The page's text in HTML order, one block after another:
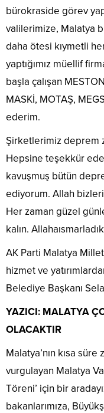
bürokraside görev
valilerimize, Malatya
daha ötesi kıymetli
yaptığımız müellif
başla çalışan
MASKİ, MOTAŞ,
ederim.
Şirketlerimiz deprem
Hepsine teşekkür
kavuşmuş bütün
ediyorum. Allah
Her zaman güzel
kalın.
AK Parti Malatya
hizmet ve
Belediye Başkanı
YAZICI: MALATYA
OLACAKTIR
Malatya’nın kısa süre
vurgulayan Malatya
Töreni’ için bir
bakanlarımıza,